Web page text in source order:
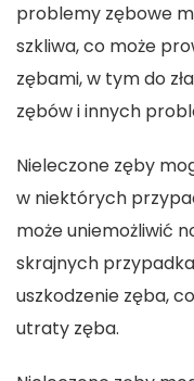
problemy zębowe
szkliwa, co może
zębami, w tym do
zębów i innych
Nieleczone zęby
w niektórych
może uniemożliwić
skrajnych
uszkodzenie zęba,
utraty zęba.